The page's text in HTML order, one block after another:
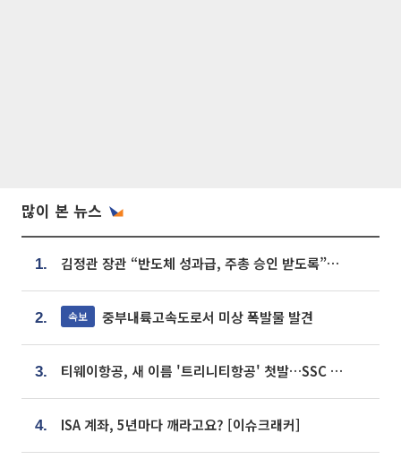
많이 본 뉴스
1. 김정관 장관 “반도체 성과급, 주총 승인 받도록”…상법·자본시장법 개정 시사
2. 속보 중부내륙고속도로서 미상 폭발물 발견
3. 티웨이항공, 새 이름 '트리니티항공' 첫발…SSC 전략 본격화
4. ISA 계좌, 5년마다 깨라고요? [이슈크래커]